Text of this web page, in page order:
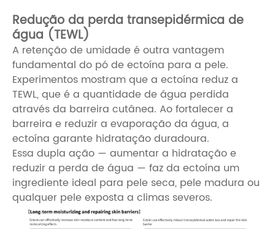
Redução da perda transepidérmica de
água (TEWL)
A retenção de umidade é outra vantagem
fundamental do pó de ectoína para a pele.
Experimentos mostram que a ectoína reduz a
TEWL, que é a quantidade de água perdida
através da barreira cutânea. Ao fortalecer a
barreira e reduzir a evaporação da água, a
ectoína garante hidratação duradoura.
Essa dupla ação — aumentar a hidratação e
reduzir a perda de água — faz da ectoína um
ingrediente ideal para pele seca, pele madura ou
qualquer pele exposta a climas severos.